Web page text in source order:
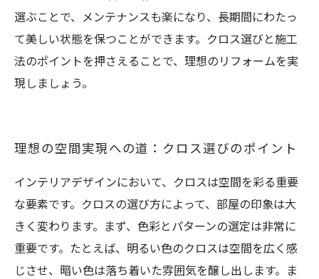
選ぶことで、メンテナンスも楽になり、長期間にわたっ
て美しい状態を保つことができます。クロス選びと施工
法のポイントを押さえることで、理想のリフォームを実
現しましょう。
理想の空間実現への道：クロス選びのポイント
インテリアデザインにおいて、クロスは空間を彩る重要
な要素です。クロスの選び方によって、部屋の印象は大
きく変わります。まず、色彩とパターンの選定は非常に
重要です。たとえば、明るい色のクロスは空間を広く感
じさせ、暗い色は落ち着いた雰囲気を醸し出します。ま